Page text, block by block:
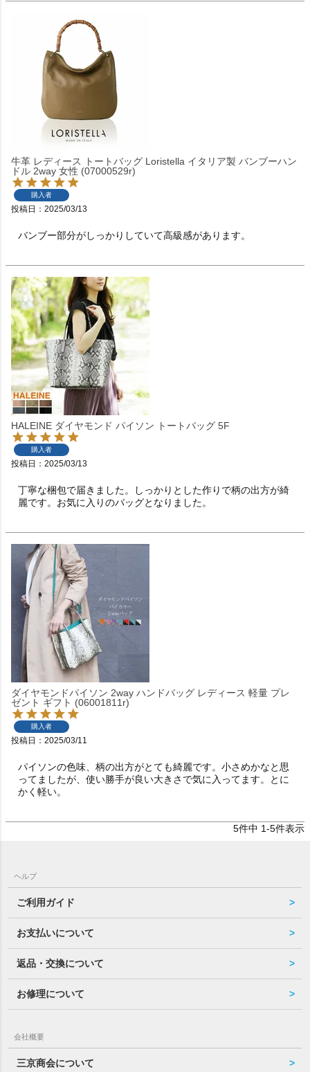
牛革 レディース トートバッグ Loristella イタリア製 バンブーハン
ドル 2way 女性 (07000529r)
購入者
投稿日 2025/03/13
バンブー部分がしっかりしていて高級感があります。
HALEINE ダイヤモンド パイソン トートバッグ 5F
購入者
投稿日 2025/03/13
丁寧な梱包で届きました。しっかりとした作りで柄の出方が綺
麗です。お気に入りのバッグとなりました。
ダイヤモンドパイソン 2way ハンドバッグ レディース 軽量 プレ
ゼント ギフト (06001811r)
購入者
投稿日 2025/03/11
パイソンの色味、柄の出方がとても綺麗です。小さめかなと思
ってましたが、使い勝手が良い大きさで気に入ってます。とに
かく軽い。
5件中 1-5件表示
ヘルプ
ご利用ガイド
お支払いについて
返品・交換について
お修理について
会社概要
三京商会について